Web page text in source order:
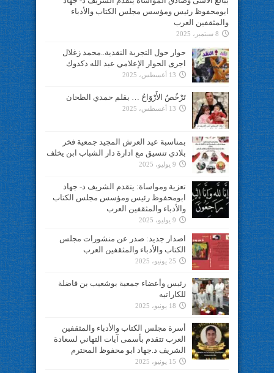
ابومحفوظ رئيس ومؤسس مجلس الكتاب والأدباء
والمثقفين العرب
8 سبتمبر، 2025
حوار حول التجربة النقدية..محمد زغلال
اجرى الحوار الإعلامي عبد الله دكدوك
13 أغسطس، 2025
تَرْخُصُ الأَرْوَاحُ … بقلم حمدي الطحان
13 أغسطس، 2025
بمناسبة عيد العرش المجيد جمعية فخر
بلادي تنسيق مع ادارة دار الشباب ابن يخلف
9 يوليو، 2025
تعزية ومواساة: يتقدم الشريف د- جهاد
ابومحفوظ رئيس ومؤسس مجلس الكتاب
والأدباء والمثقفين العرب
9 يوليو، 2025
اصدار جديد: صدر عن منشورات مجلس
الكتاب والأدباء والمثقفين العرب
25 يونيو، 2025
رئيس وأعضاء جمعية بوشعيب بن فاضلة
للكاراتيه
18 يونيو، 2025
أسرة مجلس الكتاب والأدباء والمثقفين
العرب تتقدم بأسمى آيات التهاني لسعادة
الشريف د.جهاد ابو محفوظ المحترم
15 يونيو، 2025